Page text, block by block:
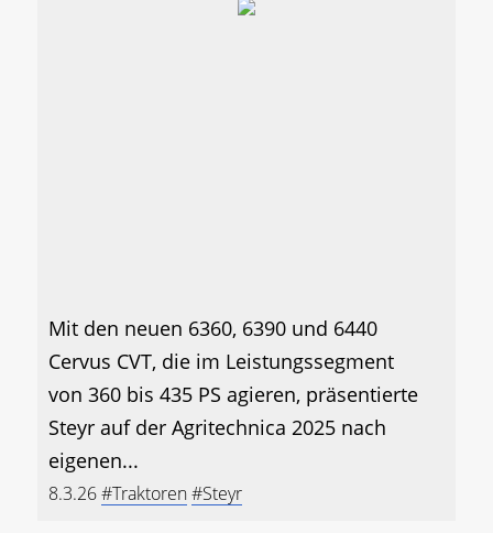
Mit den neuen 6360, 6390 und 6440
Cervus CVT, die im Leistungssegment
von 360 bis 435 PS agieren, präsentierte
Steyr auf der Agritechnica 2025 nach
eigenen...
8.3.26#Traktoren#Steyr